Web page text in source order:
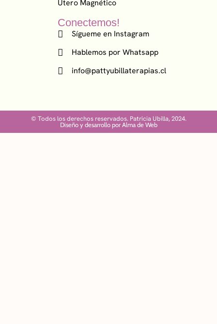
Útero Magnético
Conectemos!
Sígueme en Instagram
Hablemos por Whatsapp
info@pattyubillaterapias.cl
© Todos los derechos reservados. Patricia Ubilla, 2024.
Diseño y desarrollo por Alma de Web